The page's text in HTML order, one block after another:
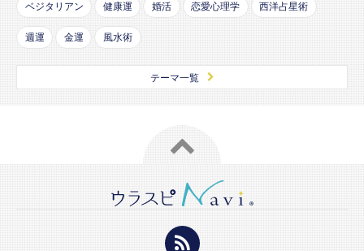
ベジタリアン 健康運 婚活 恋愛心理学 西洋占星術
週運 金運 風水術
テーマ一覧